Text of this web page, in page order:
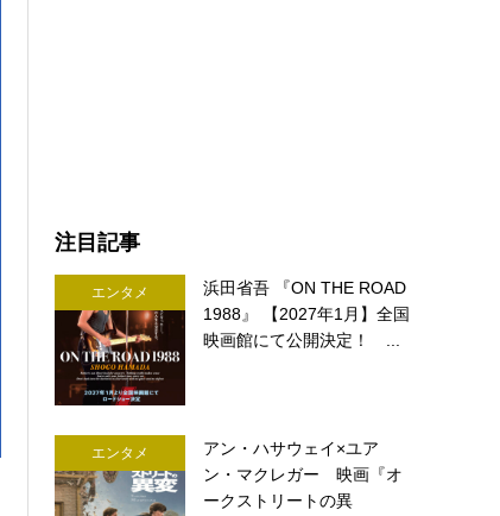
注目記事
エンタメ
浜田省吾 『ON THE ROAD
1988』 【2027年1月】全国
映画館にて公開決定！ ...
エンタメ
アン・ハサウェイ×ユア
ン・マクレガー 映画『オ
ークストリートの異